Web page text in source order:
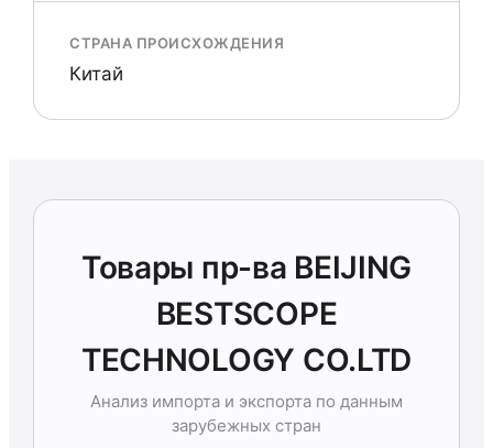
СТРАНА ПРОИСХОЖДЕНИЯ
Китай
Товары пр-ва BEIJING
BESTSCOPE
TECHNOLOGY СО.LTD
Анализ импорта и экспорта по данным
зарубежных стран